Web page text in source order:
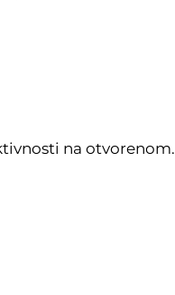
na otvorenom.